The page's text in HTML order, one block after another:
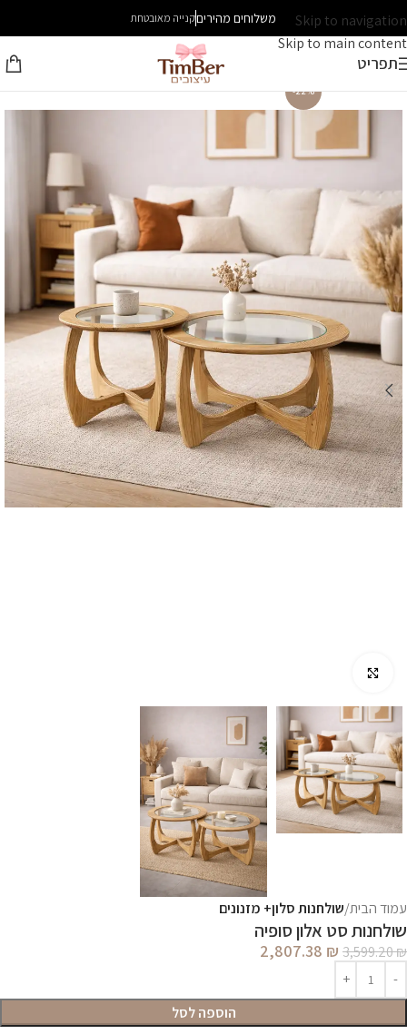
Skip to navigation
Skip to main content
משלוחים מהיריםקנייה מאובטחת
תפריט
עמוד הבית שולחנות סלון+ מזנונים
שולחנות סט אלון סופיה
3,599.20₪
2,807.38 ₪
הוספה לסל
-22%